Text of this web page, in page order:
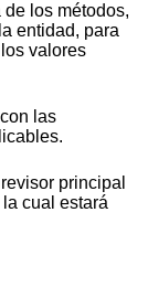
los métodos,
entidad, para
valores
las
principal
cual estará